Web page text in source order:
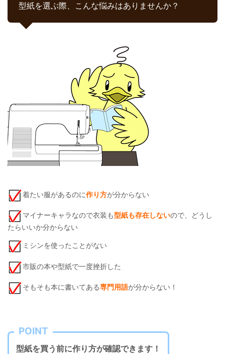
型紙を選ぶ際、こんな悩みはありませんか？
着たい服があるのに作り方が分からない
マイナーキャラなので衣装も型紙も存在しないので、どうし
たらいいか分からない
ミシンを使ったことがない
市販の本や型紙で一度挫折した
そもそも本に書いてある専門用語が分からない！
POINT
型紙を買う前に作り方が確認できます！